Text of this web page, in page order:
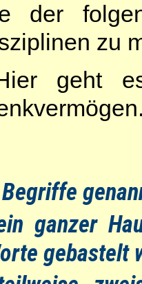
der
zu
geht
ganzer
gebastelt